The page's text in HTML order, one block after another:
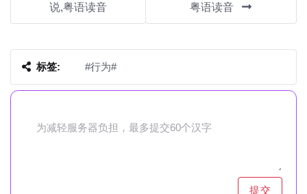
说,粤语读音
粤语读音
标签: #行为#
提交